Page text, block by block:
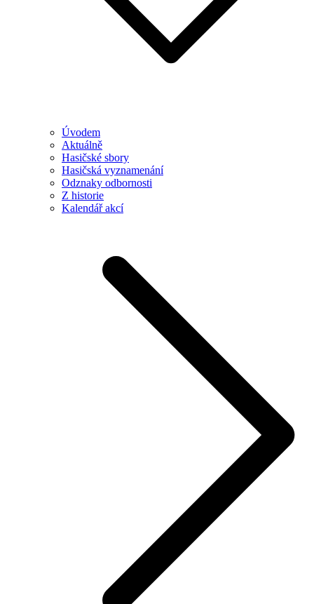
Úvodem
Aktuálně
Hasičské sbory
Hasičská vyznamenání
Odznaky odbornosti
Z historie
Kalendář akcí